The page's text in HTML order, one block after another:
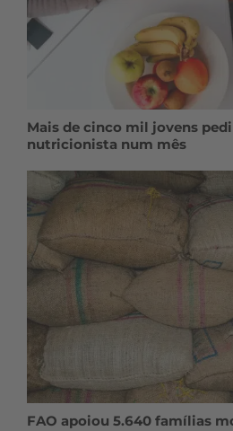
Mais de cinco mil jovens
nutricionista num mês
FAO apoiou 5.640 famílias